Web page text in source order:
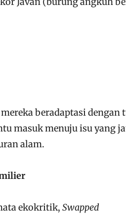
beradaptasi dengan
masuk menuju isu yang
alam.
ekokritik, Swapped